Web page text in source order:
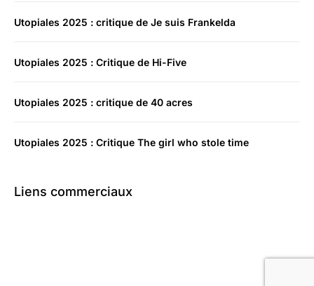
Utopiales 2025 : critique de Je suis Frankelda
Utopiales 2025 : Critique de Hi-Five
Utopiales 2025 : critique de 40 acres
Utopiales 2025 : Critique The girl who stole time
Liens commerciaux